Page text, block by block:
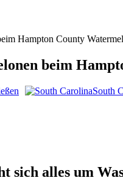
Hampton County
beim
South
sich alles um